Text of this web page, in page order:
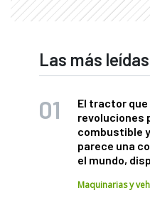
Las más leídas
El tractor que
revoluciones
combustible
parece una
el mundo,
Maquinarias y